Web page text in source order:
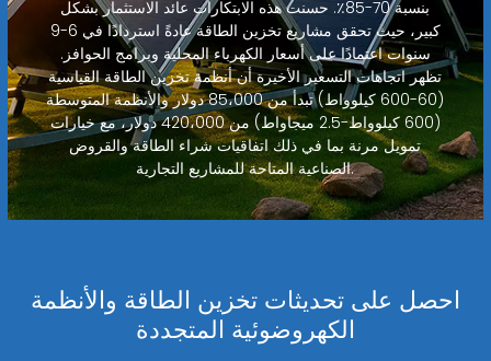
بنسبة 70-85٪. حسنت هذه الابتكارات عائد الاستثمار بشكل
كبير، حيث تحقق مشاريع تخزين الطاقة عادةً استردادًا في 6-9
سنوات اعتمادًا على أسعار الكهرباء المحلية وبرامج الحوافز.
تظهر اتجاهات التسعير الأخيرة أن أنظمة تخزين الطاقة القياسية
(60-600 كيلوواط) تبدأ من 85،000 دولار والأنظمة المتوسطة
(600 كيلوواط-2.5 ميجاواط) من 420،000 دولار، مع خيارات
تمويل مرنة بما في ذلك اتفاقيات شراء الطاقة والقروض
الصناعية المتاحة للمشاريع التجارية.
احصل على تحديثات تخزين الطاقة والأنظمة
الكهروضوئية المتجددة